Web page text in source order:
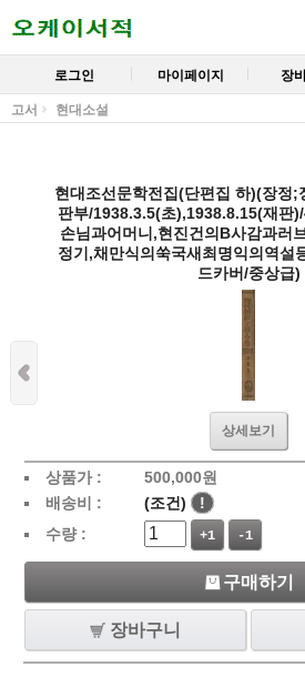
로그인 마이페이지 장
고서 현대소설
현대조선문학전집(단편집 하)(장정;
판부/1938.3.5(초),1938.8.15(재판
손님과어머니,현진건의B사감과러
정기,채만식의쑥국새최명익의역설
드카버/중상급)
상세보기
상품가 : 500,000원
배송비 :
(조건)
!
수량 :
+1 -1
구매하기
장바구니